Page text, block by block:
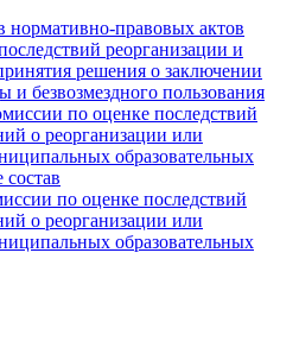
нормативно-правовых актов
реорганизации и
решения о заключении
безвозмездного пользования
по оценке последствий
о реорганизации или
образовательных
по оценке последствий
о реорганизации или
образовательных